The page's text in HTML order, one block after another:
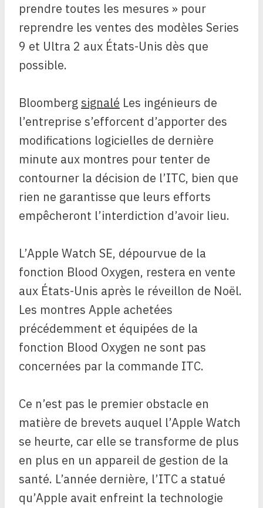
prendre toutes les mesures » pour
reprendre les ventes des modèles Series
9 et Ultra 2 aux États-Unis dès que
possible.
Bloomberg signalé Les ingénieurs de
l’entreprise s’efforcent d’apporter des
modifications logicielles de dernière
minute aux montres pour tenter de
contourner la décision de l’ITC, bien que
rien ne garantisse que leurs efforts
empêcheront l’interdiction d’avoir lieu.
L’Apple Watch SE, dépourvue de la
fonction Blood Oxygen, restera en vente
aux États-Unis après le réveillon de Noël.
Les montres Apple achetées
précédemment et équipées de la
fonction Blood Oxygen ne sont pas
concernées par la commande ITC.
Ce n’est pas le premier obstacle en
matière de brevets auquel l’Apple Watch
se heurte, car elle se transforme de plus
en plus en un appareil de gestion de la
santé. L’année dernière, l’ITC a statué
qu’Apple avait enfreint la technologie